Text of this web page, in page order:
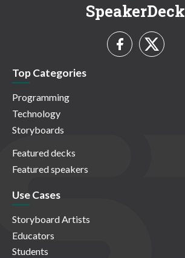
SpeakerDeck
Top Categories
Programming
Technology
Storyboards
Featured decks
Featured speakers
Use Cases
Storyboard Artists
Educators
Students